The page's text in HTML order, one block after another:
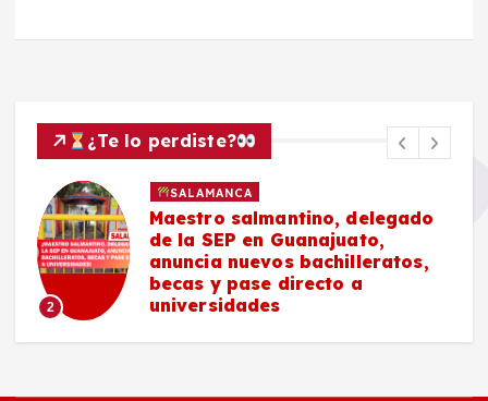
¿Te lo perdiste?
2
SALAMANCA
Maestro salmantino, delegado
de la SEP en Guanajuato,
anuncia nuevos bachilleratos,
becas y pase directo a
universidades